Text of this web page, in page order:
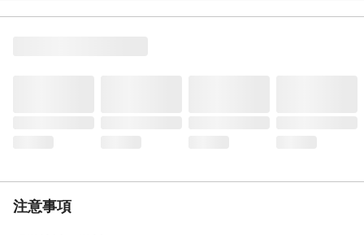
重量
3.1kg
注意事項